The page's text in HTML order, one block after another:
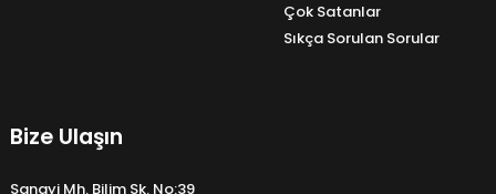
Hafıza kartları, dijital dünyanın vazgeçilmezlerinden
biridir. İhtiyaçlarınıza uygun yüksek kaliteli hafıza
Çok Satanlar
Sıkça Sorulan Sorular
Bize Ulaşın
Sanayi Mh. Bilim Sk. No:39